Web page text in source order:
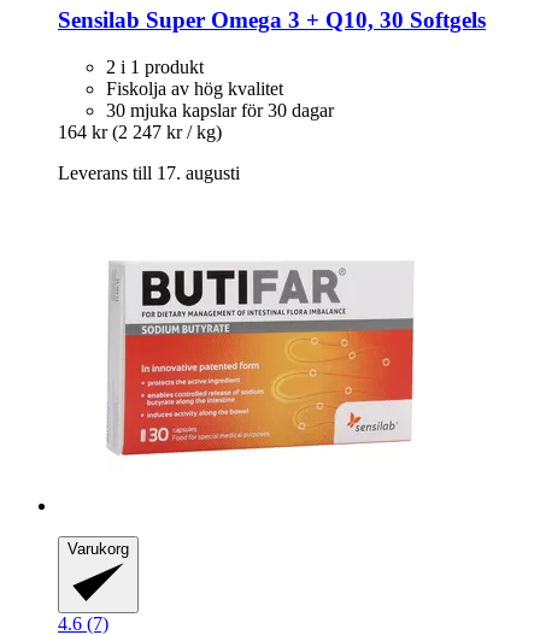
Sensilab Super Omega 3 + Q10, 30 Softgels
2 i 1 produkt
Fiskolja av hög kvalitet
30 mjuka kapslar för 30 dagar
164 kr (2 247 kr / kg)
Leverans till 17. augusti
Varukorg
4.6 (7)